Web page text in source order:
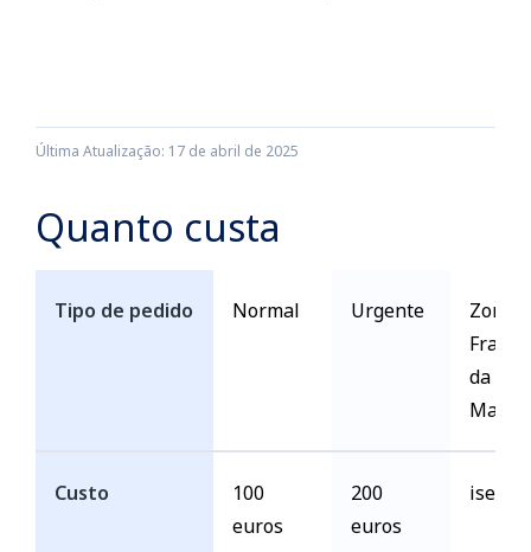
Última Atualização: 17 de abril de 2025
Quanto custa
Tipo de pedido
Custo
Normal
100
euros
Urgente
200
euros
Zona
Franca
da
isento